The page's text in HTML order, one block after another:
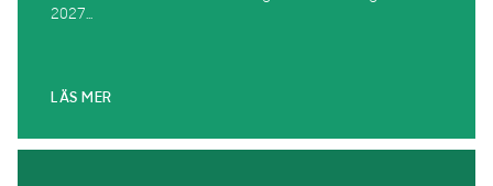
2027...
LÄS MER